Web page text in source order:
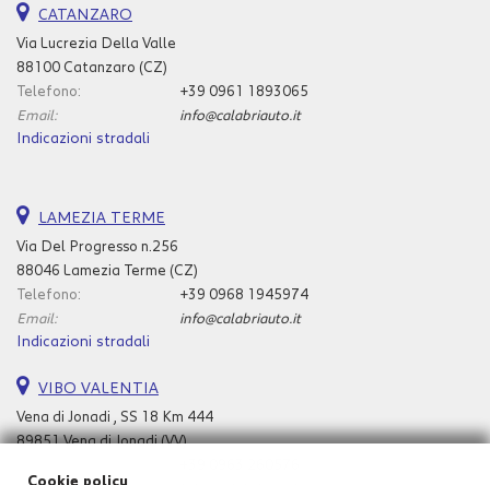
CATANZARO
Via Lucrezia Della Valle
88100 Catanzaro (CZ)
Telefono:
+39 0961 1893065
Email:
info@calabriauto.it
Indicazioni stradali
LAMEZIA TERME
Via Del Progresso n.256
88046 Lamezia Terme (CZ)
Telefono:
+39 0968 1945974
Email:
info@calabriauto.it
Indicazioni stradali
VIBO VALENTIA
Vena di Jonadi , SS 18 Km 444
89851 Vena di Jonadi (VV)
Cookie policy